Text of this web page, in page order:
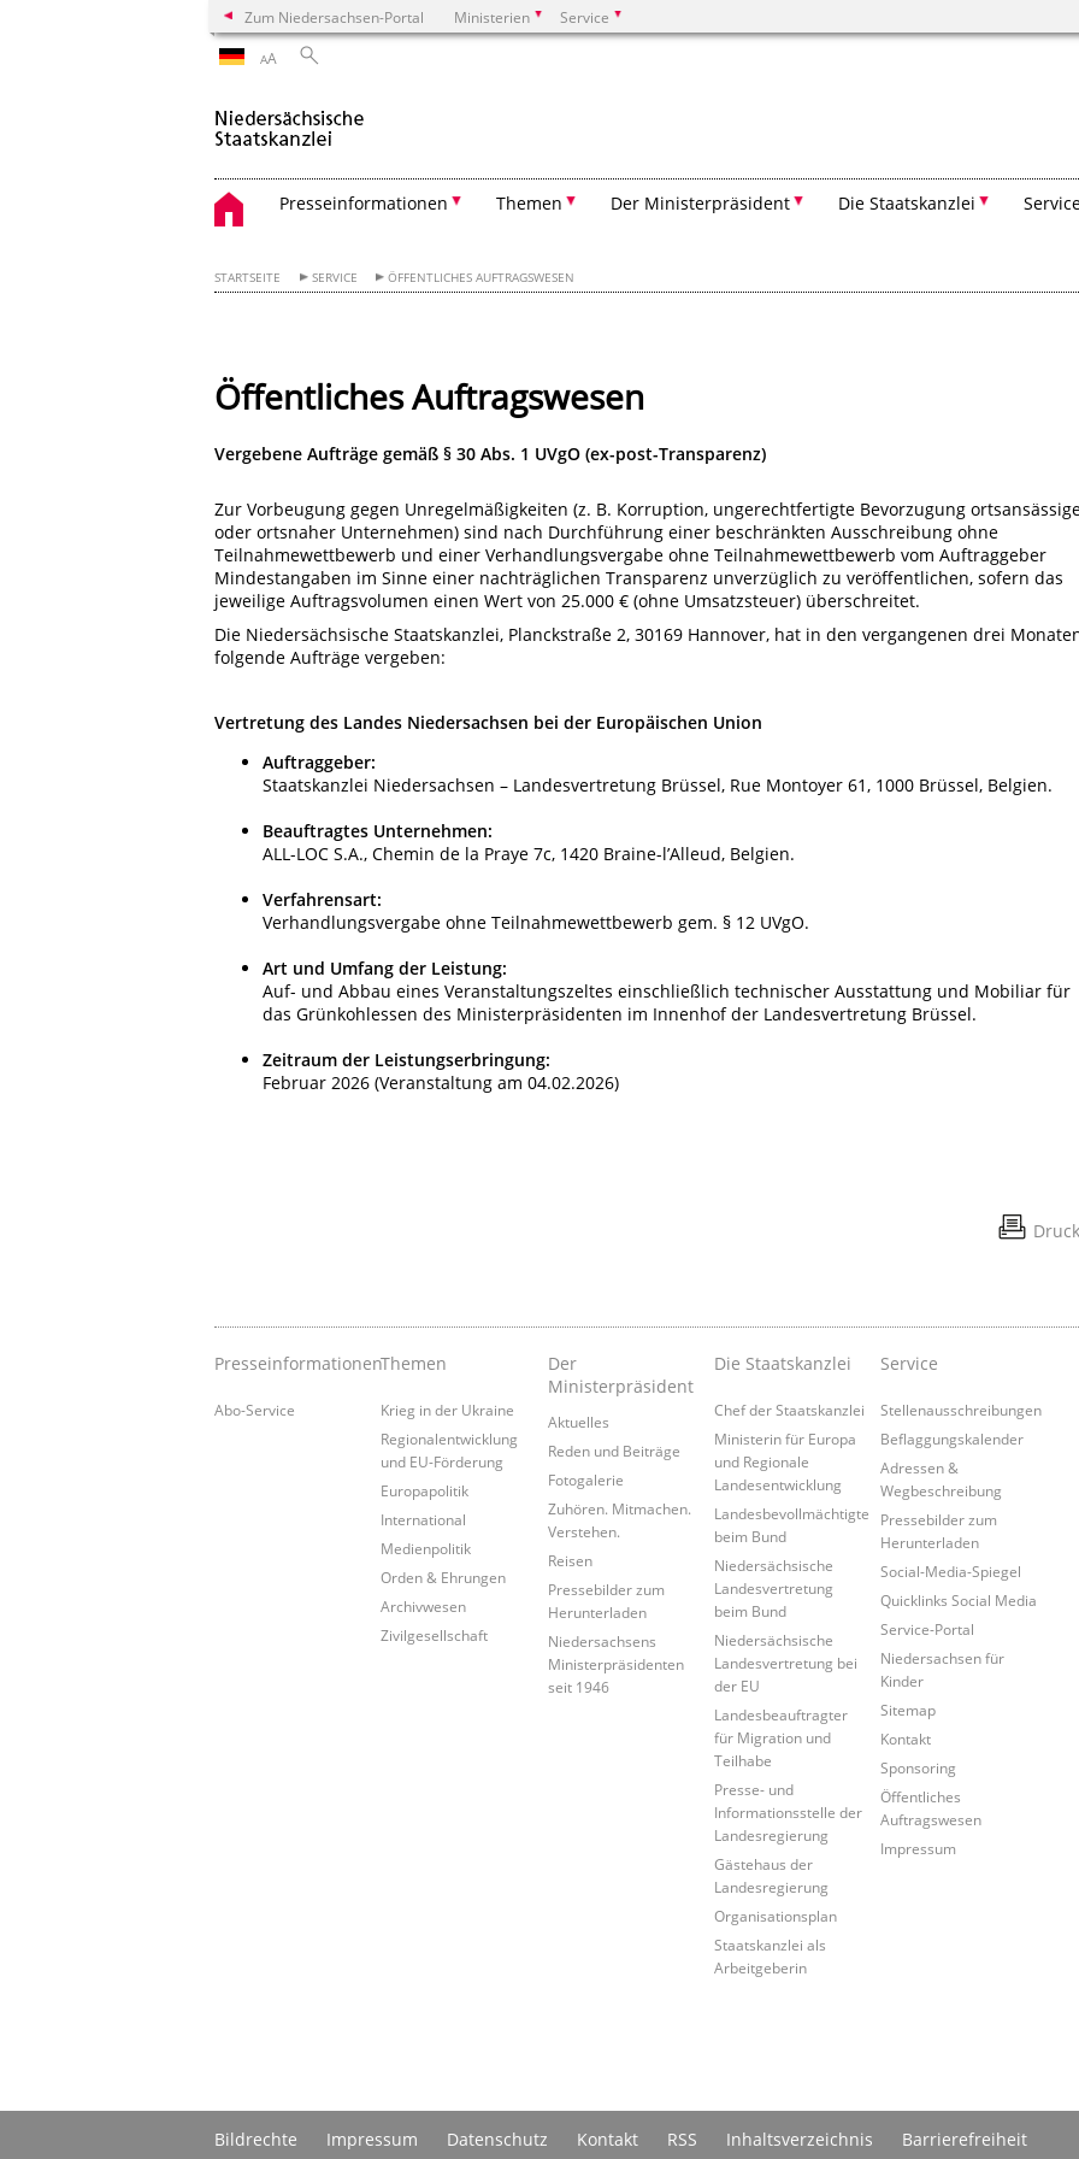
Zum Niedersachsen-Portal Ministerien Service
AA
Presseinformationen Themen Der Ministerpräsident Die Staatskanzlei
STARTSEITE SERVICE ÖFFENTLICHES AUFTRAGSWESEN
Öffentliches Auftragswesen
Vergebene Aufträge gemäß § 30 Abs. 1 UVgO (ex-post-Transparenz)
Zur Vorbeugung gegen Unregelmäßigkeiten (z. B. Korruption, ungerechtfertigte Bevorzugung
oder ortsnaher Unternehmen) sind nach Durchführung einer beschränkten Ausschreibung ohne
Teilnahmewettbewerb und einer Verhandlungsvergabe ohne Teilnahmewettbewerb vom Auftraggeber
Mindestangaben im Sinne einer nachträglichen Transparenz unverzüglich zu veröffentlichen, sofern das
jeweilige Auftragsvolumen einen Wert von 25.000 € (ohne Umsatzsteuer) überschreitet.
Die Niedersächsische Staatskanzlei, Planckstraße 2, 30169 Hannover, hat in den vergangenen drei
folgende Aufträge vergeben:
Vertretung des Landes Niedersachsen bei der Europäischen Union
Auftraggeber:
Staatskanzlei Niedersachsen – Landesvertretung Brüssel, Rue Montoyer 61, 1000 Brüssel, Belgien.
Beauftragtes Unternehmen:
ALL-LOC S.A., Chemin de la Praye 7c, 1420 Braine-l’Alleud, Belgien.
Verfahrensart:
Verhandlungsvergabe ohne Teilnahmewettbewerb gem. § 12 UVgO.
Art und Umfang der Leistung:
Auf- und Abbau eines Veranstaltungszeltes einschließlich technischer Ausstattung und Mobiliar für
das Grünkohlessen des Ministerpräsidenten im Innenhof der Landesvertretung Brüssel.
Zeitraum der Leistungserbringung:
Februar 2026 (Veranstaltung am 04.02.2026)
Presseinformationen
Abo-Service
Themen
Krieg in der Ukraine
Regionalentwicklung
und EU-Förderung
Europapolitik
International
Medienpolitik
Orden & Ehrungen
Archivwesen
Zivilgesellschaft
Der
Ministerpräsident
Aktuelles
Reden und Beiträge
Fotogalerie
Zuhören. Mitmachen.
Verstehen.
Reisen
Pressebilder zum
Herunterladen
Niedersachsens
Ministerpräsidenten
seit 1946
Die Staatskanzlei
Chef der Staatskanzlei
Ministerin für Europa
und Regionale
Landesentwicklung
Landesbevollmächtigte
beim Bund
Niedersächsische
Landesvertretung
beim Bund
Niedersächsische
Landesvertretung bei
der EU
Landesbeauftragter
für Migration und
Teilhabe
Presse- und
Informationsstelle der
Landesregierung
Gästehaus der
Landesregierung
Organisationsplan
Staatskanzlei als
Arbeitgeberin
Service
Stellenausschreibungen
Beflaggungskalender
Adressen &
Wegbeschreibung
Pressebilder zum
Herunterladen
Social-Media-Spiegel
Quicklinks Social Media
Service-Portal
Niedersachsen für
Kinder
Sitemap
Kontakt
Sponsoring
Öffentliches
Auftragswesen
Impressum
Bildrechte Impressum Datenschutz Kontakt RSS Inhaltsverzeichnis Barrierefreiheit